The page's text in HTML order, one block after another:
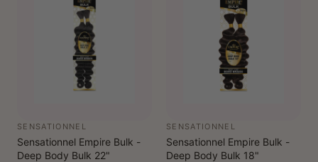
SENSATIONNEL
Sensationnel Empire Bulk -
Deep Body Bulk 22"
SENSATIONNEL
Sensationnel Empire Bulk -
Deep Body Bulk 18"